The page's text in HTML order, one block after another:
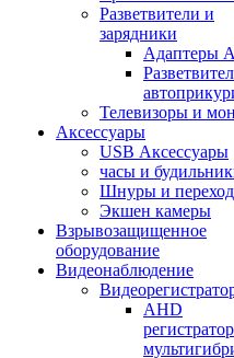
Разветвители и
зарядники
Адаптеры
Телевизоры и
Аксессуары
USB Аксессуары
часы и
Шнуры и
Экшен камеры
Взрывозащищенное
оборудование
Видеонаблюдение
AHD